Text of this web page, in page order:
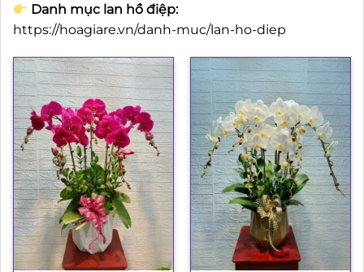
Danh mục lan hồ điệp:
https://hoagiare.vn/danh-muc/lan-ho-diep